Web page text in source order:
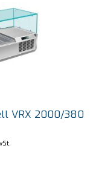
VRX 2000/380